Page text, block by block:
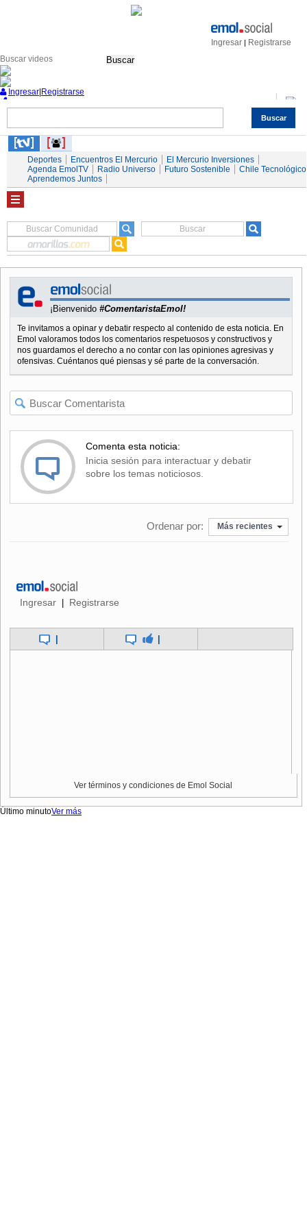
Ingresar | Registrarse
Buscar
Buscar
Ingresar Registrarse
Servicios
Deportes Encuentros El Mercurio
El Mercurio Inversiones
Agenda EmolTV
Radio Universo Futuro Sostenible
Chile Tecnológico
Aprendemos Juntos
¡Bienvenido #ComentaristaEmol!
Te invitamos a opinar y debatir respecto al contenido de esta noticia. En
Emol valoramos todos los comentarios respetuosos y constructivos y
nos guardamos el derecho a no contar con las opiniones agresivas y
ofensivas. Cuéntanos qué piensas y sé parte de la conversación.
Comenta esta noticia:
Inicia sesión para interactuar y debatir
sobre los temas noticiosos.
Ordenar por: Más recientes
Ingresar | Registrarse
| |
Ver términos y condiciones de Emol Social
Último minutoVer más